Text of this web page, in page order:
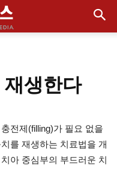
생한다
전제(filling)가 필요 없을
를 재생하는 치료법을 개
아 중심부의 부드러운 치